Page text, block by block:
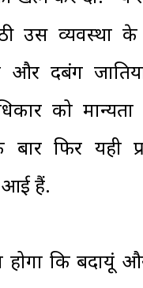
उस व्यवस्था
और दबंग
को
फिर यही
आई हैं.
होगा कि बदायूं